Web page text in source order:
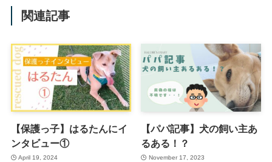
関連記事
【保護っ子】はるたんにイ
ンタビュー①
April 19, 2024
【パパ記事】犬の飼い主あ
るある！？
November 17, 2023